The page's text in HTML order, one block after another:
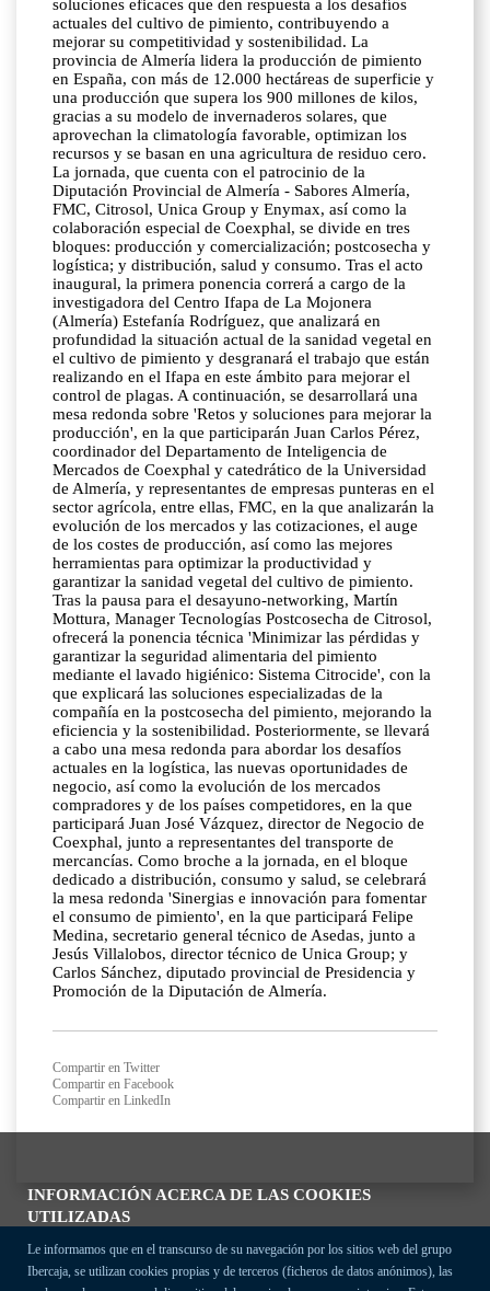
INFORMACIÓN ACERCA DE LAS COOKIES
UTILIZADAS
Le informamos que en el transcurso de su navegación por los sitios web del grupo
Ibercaja, se utilizan cookies propias y de terceros (ficheros de datos anónimos), las
soluciones eficaces que den respuesta a los desafíos
actuales del cultivo de pimiento, contribuyendo a
mejorar su competitividad y sostenibilidad. La
provincia de Almería lidera la producción de pimiento
en España, con más de 12.000 hectáreas de superficie y
una producción que supera los 900 millones de kilos,
gracias a su modelo de invernaderos solares, que
aprovechan la climatología favorable, optimizan los
recursos y se basan en una agricultura de residuo cero.
La jornada, que cuenta con el patrocinio de la
Diputación Provincial de Almería - Sabores Almería,
FMC, Citrosol, Unica Group y Enymax, así como la
colaboración especial de Coexphal, se divide en tres
bloques: producción y comercialización; postcosecha y
logística; y distribución, salud y consumo. Tras el acto
inaugural, la primera ponencia correrá a cargo de la
investigadora del Centro Ifapa de La Mojonera
(Almería) Estefanía Rodríguez, que analizará en
profundidad la situación actual de la sanidad vegetal en
el cultivo de pimiento y desgranará el trabajo que están
realizando en el Ifapa en este ámbito para mejorar el
control de plagas. A continuación, se desarrollará una
mesa redonda sobre 'Retos y soluciones para mejorar la
producción', en la que participarán Juan Carlos Pérez,
coordinador del Departamento de Inteligencia de
Mercados de Coexphal y catedrático de la Universidad
de Almería, y representantes de empresas punteras en el
sector agrícola, entre ellas, FMC, en la que analizarán la
evolución de los mercados y las cotizaciones, el auge
de los costes de producción, así como las mejores
herramientas para optimizar la productividad y
garantizar la sanidad vegetal del cultivo de pimiento.
Tras la pausa para el desayuno-networking, Martín
Mottura, Manager Tecnologías Postcosecha de Citrosol,
ofrecerá la ponencia técnica 'Minimizar las pérdidas y
garantizar la seguridad alimentaria del pimiento
mediante el lavado higiénico: Sistema Citrocide', con la
que explicará las soluciones especializadas de la
compañía en la postcosecha del pimiento, mejorando la
eficiencia y la sostenibilidad. Posteriormente, se llevará
a cabo una mesa redonda para abordar los desafíos
actuales en la logística, las nuevas oportunidades de
negocio, así como la evolución de los mercados
compradores y de los países competidores, en la que
participará Juan José Vázquez, director de Negocio de
Coexphal, junto a representantes del transporte de
mercancías. Como broche a la jornada, en el bloque
dedicado a distribución, consumo y salud, se celebrará
la mesa redonda 'Sinergias e innovación para fomentar
el consumo de pimiento', en la que participará Felipe
Medina, secretario general técnico de Asedas, junto a
Jesús Villalobos, director técnico de Unica Group; y
Carlos Sánchez, diputado provincial de Presidencia y
Promoción de la Diputación de Almería.
Compartir en Twitter
Compartir en Facebook
Compartir en LinkedIn